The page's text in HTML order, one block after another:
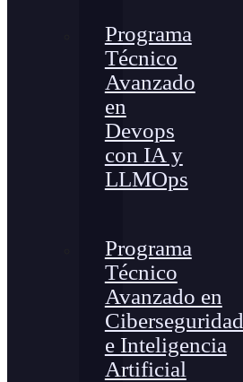
Programa
Técnico
Avanzado
en
Devops
con IA y
LLMOps
Programa
Técnico
Avanzado en
Ciberseguridad
e Inteligencia
Artificial